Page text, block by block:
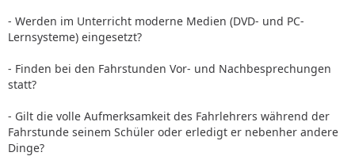
- Werden im Unterricht moderne Medien (DVD- und PC-
Lernsysteme) eingesetzt?
- Finden bei den Fahrstunden Vor- und Nachbesprechungen
statt?
- Gilt die volle Aufmerksamkeit des Fahrlehrers während der
Fahrstunde seinem Schüler oder erledigt er nebenher andere
Dinge?